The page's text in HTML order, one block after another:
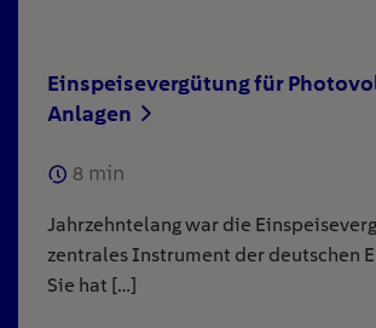
Einspeisevergütung für
Anlagen
8 min
Jahrzehntelang war die
zentrales Instrument der deutschen
Sie hat […]